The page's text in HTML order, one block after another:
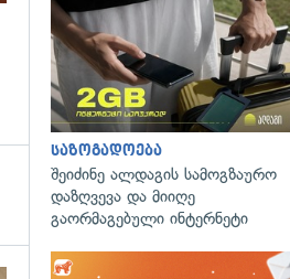
საზოგადოება
შეიძინე ალდაგის სამოგზაურო
დაზღვევა და მიიღე
გაორმაგებული ინტერნეტი